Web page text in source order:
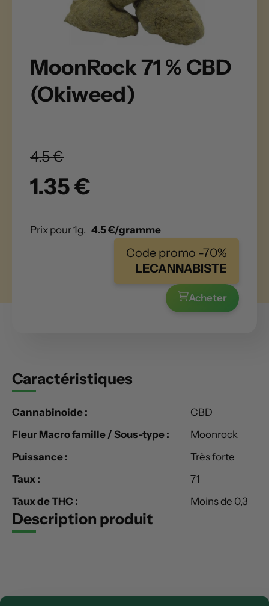
MoonRock 71 % CBD
(Okiweed)
4.5 €
1.35 €
Prix pour 1g. 4.5 €/gramme
Code promo -70%
LECANNABISTE
Acheter
Caractéristiques
Cannabinoide :
CBD
Fleur Macro famille / Sous-type :
Moonrock
Puissance :
Très forte
Taux :
71
Taux de THC :
Moins de 0,3
Description produit